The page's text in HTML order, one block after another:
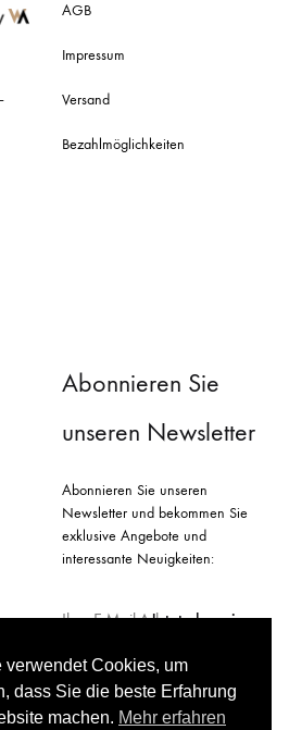
AGB
Impressum
Versand
Bezahlmöglichkeiten
Abonnieren Sie
unseren Newsletter
Abonnieren Sie unseren
Newsletter und bekommen Sie
exklusive Angebote und
interessante Neuigkeiten:
verwendet Cookies, um
dass Sie die beste Erfahrung
machen. Mehr erfahren